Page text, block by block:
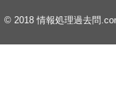
© 2018 情報処理過去問